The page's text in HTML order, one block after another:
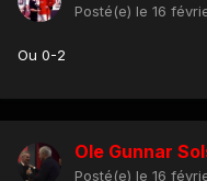
Posté(e) le 16
Ou 0-2
Ole Gunnar
Posté(e) le 16